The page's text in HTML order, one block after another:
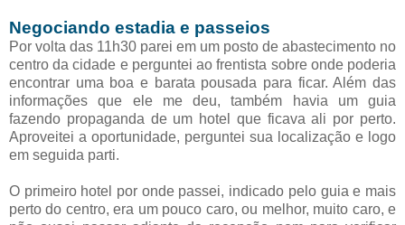
Negociando estadia e passeios
Por volta das 11h30 parei em um posto de abastecimento no
centro da cidade e perguntei ao frentista sobre onde poderia
encontrar uma boa e barata pousada para ficar. Além das
informações que ele me deu, também havia um guia
fazendo propaganda de um hotel que ficava ali por perto.
Aproveitei a oportunidade, perguntei sua localização e logo
em seguida parti.
O primeiro hotel por onde passei, indicado pelo guia e mais
perto do centro, era um pouco caro, ou melhor, muito caro, e